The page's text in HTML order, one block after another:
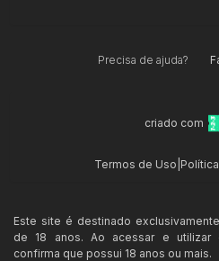
Precisa de ajuda?
criado com
Termos de Uso
Este site é destinado
de 18 anos. Ao acessar e utilizar
confirma que possui 18 anos ou mais.